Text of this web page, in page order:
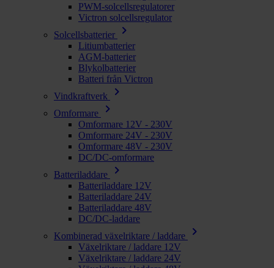
PWM-solcellsregulatorer
Victron solcellsregulator
Solcellsbatterier
chevron_right
Litiumbatterier
AGM-batterier
Blykolbatterier
Batteri från Victron
Vindkraftverk
chevron_right
Omformare chevron_right
Omformare 12V - 230V
Omformare 24V - 230V
Omformare 48V - 230V
DC/DC-omformare
Batteriladdare
chevron_right
Batteriladdare 12V
Batteriladdare 24V
Batteriladdare 48V
DC/DC-laddare
Kombinerad växelriktare / laddare
chevron_right
Växelriktare / laddare 12V
Växelriktare / laddare 24V